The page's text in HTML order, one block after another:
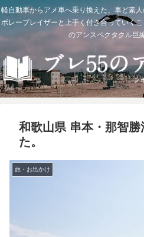
軽自動車からアメ車へ乗り換えた、車ど素
ボレーブレイザーと上手く付き合っていく
のアンスペクタクル巨
和歌山県 串本・那智
た。
旅・お出かけ